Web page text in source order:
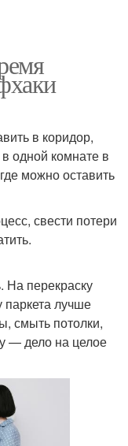
в коридор,
одной комнате в
можно оставить
свести потери
На перекраску
лучше
смыть потолки,
— дело на целое